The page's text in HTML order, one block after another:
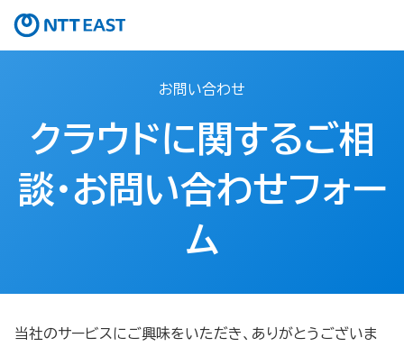
お問い合わせ
クラウドに関するご相
談・お問い合わせフォー
ム
当社のサービスにご興味をいただき、ありがとうございま